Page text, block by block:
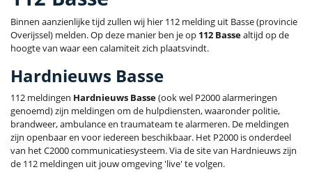
Binnen aanzienlijke tijd zullen wij hier 112 melding uit Basse (provincie
Overijssel) melden. Op deze manier ben je op 112 Bassealtijd op de
hoogte van waar een calamiteit zich plaatsvindt.
Hardnieuws Basse
112 meldingen Hardnieuws Basse(ook wel P2000 alarmeringen
genoemd) zijn meldingen om de hulpdiensten, waaronder politie,
brandweer, ambulance en traumateam te alarmeren. De meldingen
zijn openbaar en voor iedereen beschikbaar. Het P2000 is onderdeel
van het C2000 communicatiesysteem. Via de site van Hardnieuws zijn
de 112 meldingen uit jouw omgeving 'live' te volgen.